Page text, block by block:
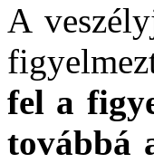
A
fel a
továbbá